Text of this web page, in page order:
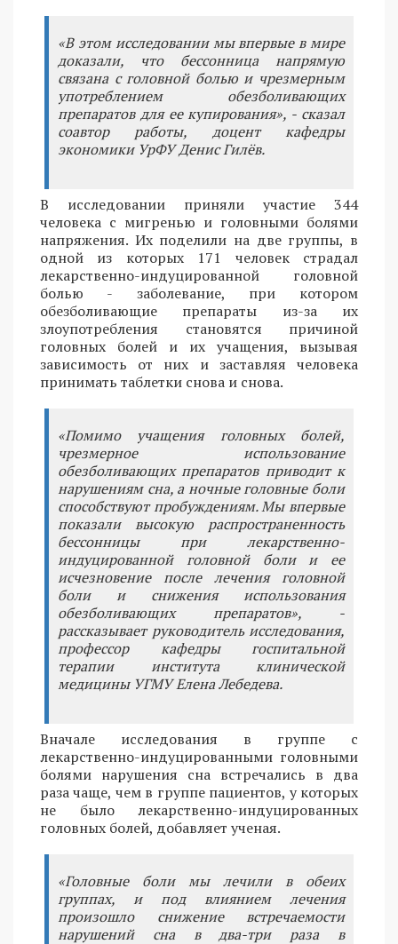
«В этом исследовании мы впервые в мире
доказали, что бессонница напрямую
связана с головной болью и чрезмерным
употреблением обезболивающих
препаратов для ее купирования», - сказал
соавтор работы, доцент кафедры
экономики УрФУ Денис Гилёв.
В исследовании приняли участие 344
человека с мигренью и головными болями
напряжения. Их поделили на две группы, в
одной из которых 171 человек страдал
лекарственно-индуцированной головной
болью - заболевание, при котором
обезболивающие препараты из-за их
злоупотребления становятся причиной
головных болей и их учащения, вызывая
зависимость от них и заставляя человека
принимать таблетки снова и снова.
«Помимо учащения головных болей,
чрезмерное использование
обезболивающих препаратов приводит к
нарушениям сна, а ночные головные боли
способствуют пробуждениям. Мы впервые
показали высокую распространенность
бессонницы при лекарственно-
индуцированной головной боли и ее
исчезновение после лечения головной
боли и снижения использования
обезболивающих препаратов», -
рассказывает руководитель исследования,
профессор кафедры госпитальной
терапии института клинической
медицины УГМУ Елена Лебедева.
Вначале исследования в группе с
лекарственно-индуцированными головными
болями нарушения сна встречались в два
раза чаще, чем в группе пациентов, у которых
не было лекарственно-индуцированных
головных болей, добавляет ученая.
«Головные боли мы лечили в обеих
группах, и под влиянием лечения
произошло снижение встречаемости
нарушений сна в два-три раза в